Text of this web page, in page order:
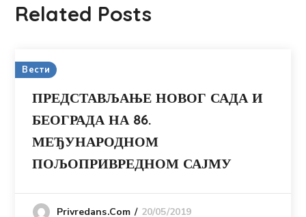
Related Posts
Вести
ПРЕДСТАВЉАЊЕ НОВОГ САДА И
БЕОГРАДА НА 86.
МЕЂУНАРОДНОМ
ПОЉОПРИВРЕДНОМ САЈМУ
Privredans.com 20/05/2019